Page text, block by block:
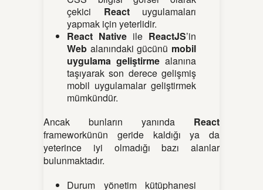
çekici Reactuygulamaları
yapmak için yeterlidir.
React Native ile ReactJS’in
Web alanındaki gücünü mobil
uygulama geliştirme alanına
taşıyarak son derece gelişmiş
mobil uygulamalar geliştirmek
mümkündür.
Ancak bunların yanında React
frameworkünün geride kaldığı ya da
yeterince iyi olmadığı bazı alanlar
bulunmaktadır.
Durum yönetim kütüphanesi